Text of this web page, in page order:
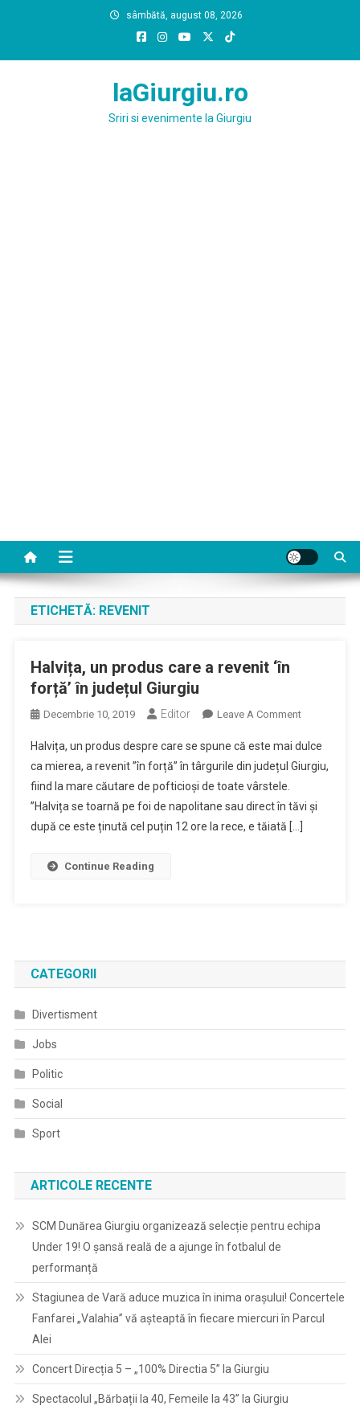
sâmbătă, august 08, 2026
laGiurgiu.ro
Sriri si evenimente la Giurgiu
ETICHETĂ: REVENIT
Halvița, un produs care a revenit ‘în
forță’ în județul Giurgiu
Decembrie 10, 2019 Editor Leave A CommentOn
Un
Produs
A
Revenit
Halvița, un produs despre care se spune că este mai dulce
ca mierea, a revenit ”în forță” în târgurile din județul Giurgiu,
fiind la mare căutare de pofticioși de toate vârstele.
”Halvița se toarnă pe foi de napolitane sau direct în tăvi și
după ce este ținută cel puțin 12 ore la rece, e tăiată […]
Continue Reading
CATEGORII
Divertisment
Jobs
Politic
Social
Sport
ARTICOLE RECENTE
SCM Dunărea Giurgiu organizează selecție pentru echipa
Under 19! O șansă reală de a ajunge în fotbalul de
performanță
Stagiunea de Vară aduce muzica în inima orașului! Concertele
Fanfarei „Valahia” vă așteaptă în fiecare miercuri în Parcul
Alei
Concert Direcția 5 – „100% Directia 5” la Giurgiu
Spectacolul „Bărbații la 40, Femeile la 43” la Giurgiu